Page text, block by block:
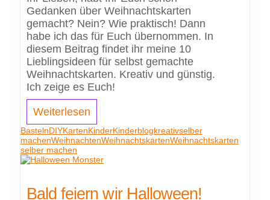
Gedanken über Weihnachtskarten
gemacht? Nein? Wie praktisch! Dann
habe ich das für Euch übernommen. In
diesem Beitrag findet ihr meine 10
Lieblingsideen für selbst gemachte
Weihnachtskarten. Kreativ und günstig.
Ich zeige es Euch!
Weiterlesen
BastelnDIYKartenKinderKinderblogkreativselber
machenWeihnachtenWeihnachtskartenWeihnachtskarten
selber machen
Bald feiern wir Halloween!